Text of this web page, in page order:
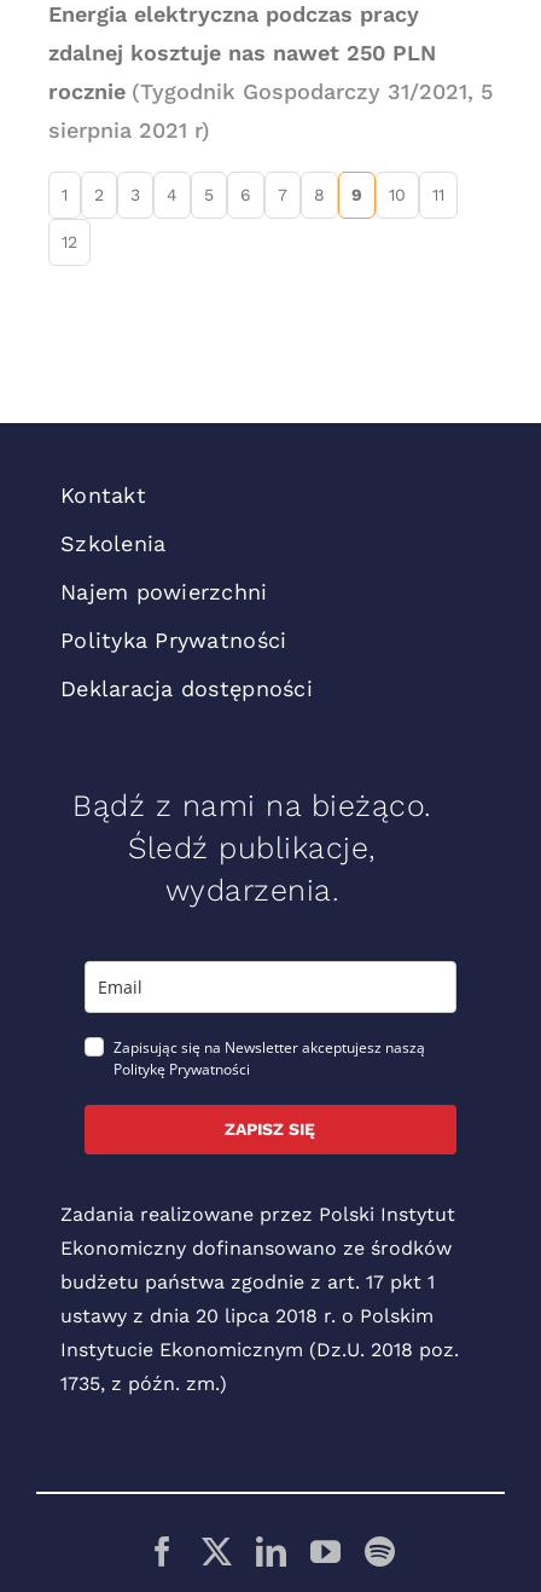
Energia elektryczna podczas pracy
zdalnej kosztuje nas nawet 250 PLN
rocznie (Tygodnik Gospodarczy 31/2021, 5
sierpnia 2021 r)
1 2 3 4 5 6 7 8 9 10 11
12
Kontakt
Szkolenia
Najem powierzchni
Polityka Prywatności
Deklaracja dostępności
Bądź z nami na bieżąco.
Śledź publikacje,
wydarzenia.
Zapisując się na Newsletter akceptujesz naszą
Politykę Prywatności
ZAPISZ SIĘ
Zadania realizowane przez Polski Instytut
Ekonomiczny dofinansowano ze środków
budżetu państwa zgodnie z art. 17 pkt 1
ustawy z dnia 20 lipca 2018 r. o Polskim
Instytucie Ekonomicznym (Dz.U. 2018 poz.
1735, z późn. zm.)